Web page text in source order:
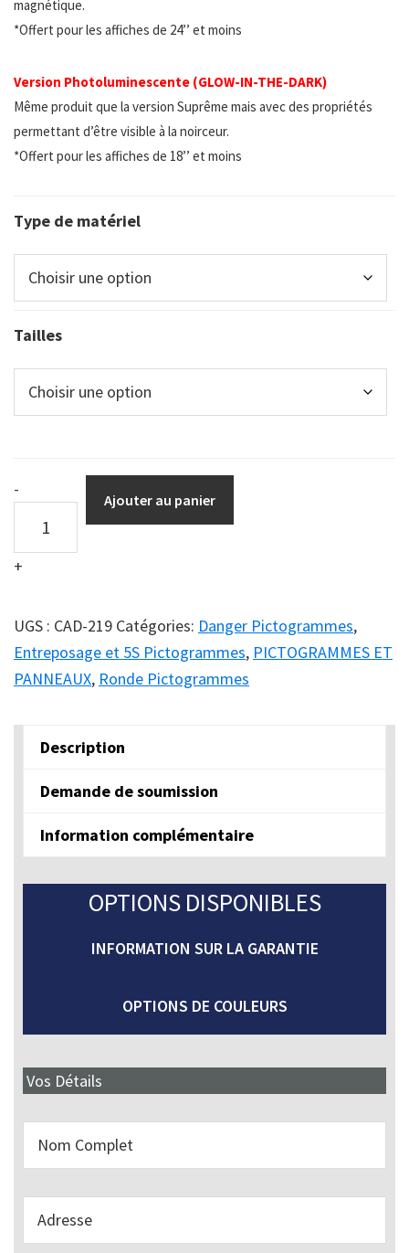
magnétique.
*Offert pour les affiches de 24’’ et moins
Version Photoluminescente (GLOW-IN-THE-DARK)
Même produit que la version Suprême mais avec des propriétés
permettant d’être visible à la noirceur.
*Offert pour les affiches de 18’’ et moins
Type de matériel
Tailles
DuraSign
GARDEZ
FERMÉ
DANGER-
LES
ÉQUIPEMENTS
AUTOMATIQUEMENT
quantity
-
+
Ajouter au panier
UGS : CAD-219 Catégories: Danger Pictogrammes,
Entreposage et 5S Pictogrammes, PICTOGRAMMES ET
PANNEAUX, Ronde Pictogrammes
Description
Demande de soumission
Information complémentaire
OPTIONS DISPONIBLES
INFORMATION SUR LA GARANTIE
OPTIONS DE COULEURS
Vos Détails